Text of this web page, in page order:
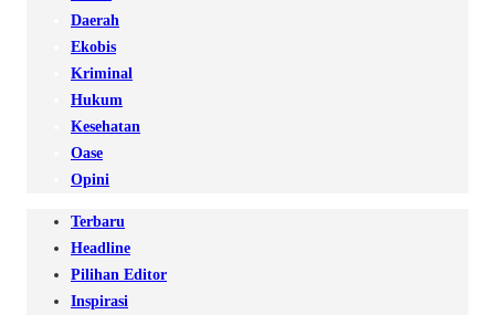
Daerah
Ekobis
Kriminal
Hukum
Kesehatan
Oase
Opini
Terbaru
Headline
Pilihan Editor
Inspirasi